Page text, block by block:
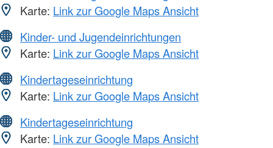
Karte: Link zur Google Maps Ansicht
Kinder- und Jugendeinrichtungen
Karte: Link zur Google Maps Ansicht
Kindertageseinrichtung
Karte: Link zur Google Maps Ansicht
Kindertageseinrichtung
Karte: Link zur Google Maps Ansicht